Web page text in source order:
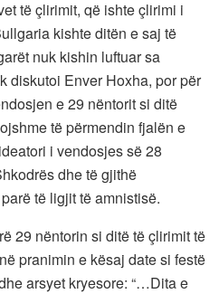
të çlirimit, që ishte çlirimi i
kishte ditën e saj të
nuk kishin luftuar sa
diskutoi Enver Hoxha, por për
e 29 nëntorit si ditë
të përmendin fjalën e
i vendosjes së 28
dhe të gjithë
të ligjit të amnistisë.
29 nëntorin si ditë të çlirimit të
pranimin e kësaj date si festë
arsyet kryesore: “…Dita e